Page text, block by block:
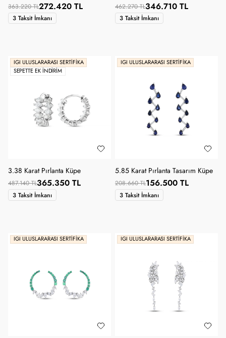
363.220 TL272.420 TL
3 Taksit İmkanı
462.270 TL346.710 TL
3 Taksit İmkanı
IGI ULUSLARARASI SERTIFIKA
SEPETTE EK İNDIRIM
3.38 Karat Pırlanta Küpe
487.140 TL365.350 TL
3 Taksit İmkanı
IGI ULUSLARARASI SERTIFIKA
5.85 Karat Pırlanta Tasarım Küpe
208.660 TL156.500 TL
3 Taksit İmkanı
IGI ULUSLARARASI SERTIFIKA IGI ULUSLARARASI SERTIFIKA